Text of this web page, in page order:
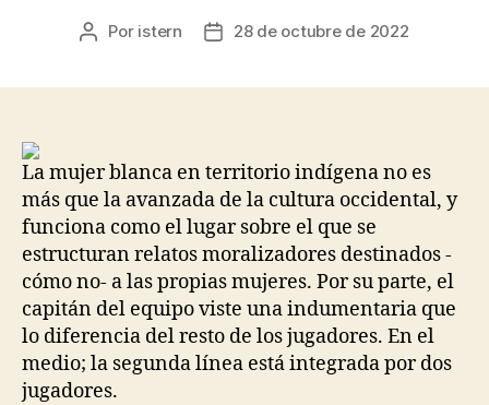
Autor
Por istern
Fecha28 de octubre de 2022
La mujer blanca en territorio indígena no es
más que la avanzada de la cultura occidental, y
funciona como el lugar sobre el que se
estructuran relatos moralizadores destinados -
cómo no- a las propias mujeres. Por su parte, el
capitán del equipo viste una indumentaria que
lo diferencia del resto de los jugadores. En el
medio; la segunda línea está integrada por dos
jugadores.